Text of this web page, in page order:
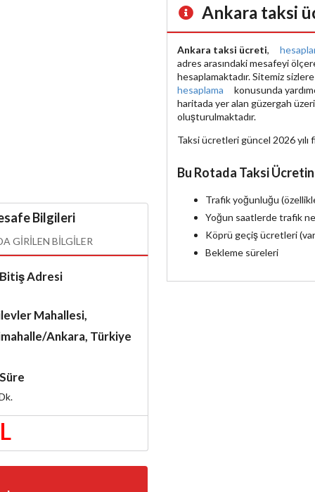
Bilgileri
GIRILEN BILGILER
Bitiş Adresi
Mahallesi,
Ankara, Türkiye
Süre
Ankara taksi
Ankara taksi ücreti,
adres arasındaki mesafeyi
hesaplamaktadır. Sitemiz
hesaplama
konusunda
haritada yer alan güzergah
oluşturulmaktadır.
Taksi ücretleri güncel 2026 yılı
Bu Rotada Taksi
Trafik yoğunluğu
Yoğun saatlerde trafik
Köprü geçiş ücretleri
Bekleme süreleri